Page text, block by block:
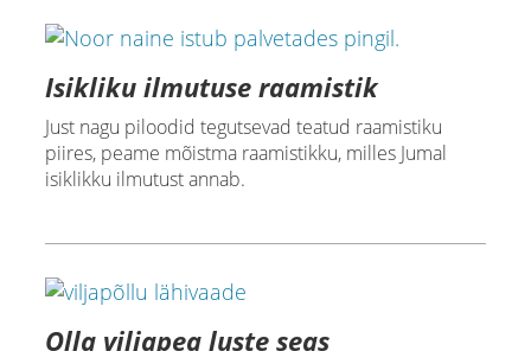
Isikliku ilmutuse raamistik
Just nagu piloodid tegutsevad teatud raamistiku
piires, peame mõistma raamistikku, milles Jumal
isiklikku ilmutust annab.
Olla viljapea luste seas